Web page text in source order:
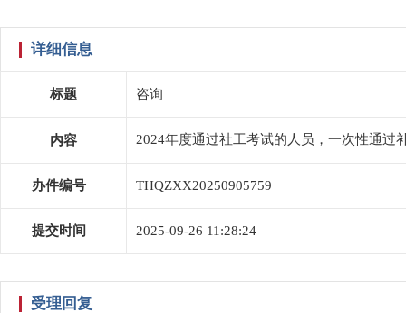
详细信息
标题 咨询
内容 2024年度通过社工考试的人员，一次性通过
办件编号 THQZXX20250905759
提交时间 2025-09-26 11:28:24
受理回复